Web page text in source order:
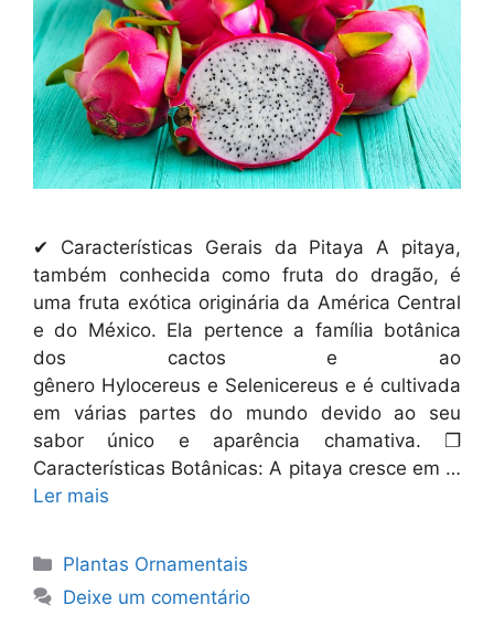
✔ Características Gerais da Pitaya A pitaya,
também conhecida como fruta do dragão, é
uma fruta exótica originária da América Central
e do México. Ela pertence a família botânica
dos cactos e ao
gênero Hylocereus e Selenicereus e é cultivada
em várias partes do mundo devido ao seu
sabor único e aparência chamativa. ❐
Características Botânicas: A pitaya cresce em …
Ler mais
Categorias
Plantas Ornamentais
Deixe um comentário